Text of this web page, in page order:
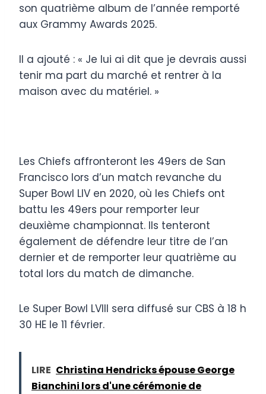
son quatrième album de l’année remporté
aux Grammy Awards 2025.
Il a ajouté : « Je lui ai dit que je devrais aussi
tenir ma part du marché et rentrer à la
maison avec du matériel. »
Les Chiefs affronteront les 49ers de San
Francisco lors d’un match revanche du
Super Bowl LIV en 2020, où les Chiefs ont
battu les 49ers pour remporter leur
deuxième championnat. Ils tenteront
également de défendre leur titre de l’an
dernier et de remporter leur quatrième au
total lors du match de dimanche.
Le Super Bowl LVIII sera diffusé sur CBS à 18 h
30 HE le 11 février.
LIRE Christina Hendricks épouse George
Bianchini lors d'une cérémonie de